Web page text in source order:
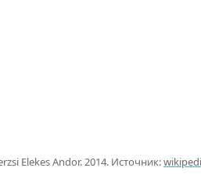
Elekes Andor. 2014. Источник: